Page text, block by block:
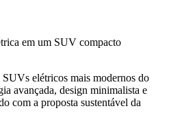
em um SUV compacto
elétricos mais modernos do
avançada, design minimalista e
com a proposta sustentável da